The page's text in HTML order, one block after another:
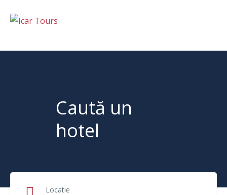
Caută un
hotel
Locatie